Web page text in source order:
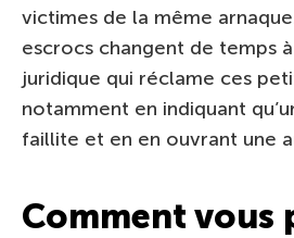
victimes de la même
escrocs changent de temps
juridique qui réclame ces
notamment en indiquant
faillite et en en ouvrant une
Comment vous